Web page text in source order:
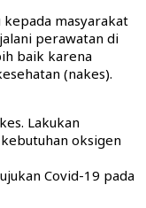
masyarakat
perawatan di
baik karena
(nakes).
Lakukan
oksigen
Covid-19 pada